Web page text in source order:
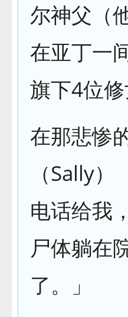
尔神父（
在亚丁一
旗下4位修
在那悲惨
（Sally
电话给我
尸体躺在
了。」